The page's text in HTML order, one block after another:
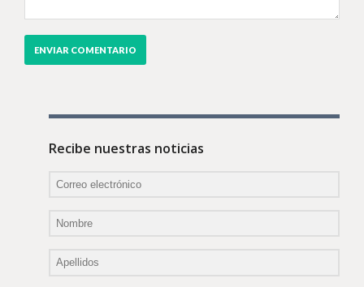
Recibe nuestras noticias